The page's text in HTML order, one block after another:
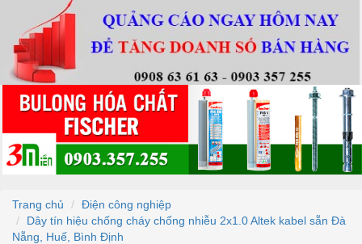
Trang chủ
Điện công nghiệp
Dây tín hiệu chống cháy chống nhiễu 2x1.0 Altek kabel sẵn Đà
Nẵng, Huế, Bình Định